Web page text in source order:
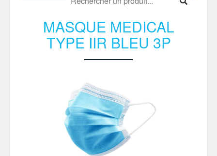
MASQUE MEDICAL
TYPE IIR BLEU 3P